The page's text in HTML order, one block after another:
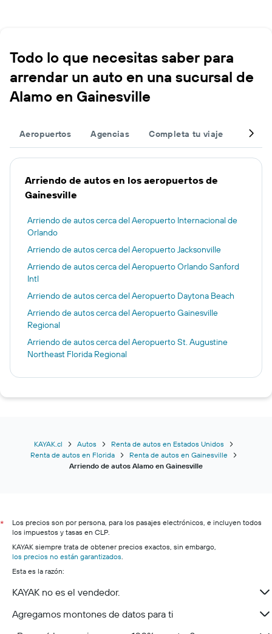
Todo lo que necesitas saber para
arrendar un auto en una sucursal de
Alamo en Gainesville
Aeropuertos Agencias Completa tu viaje Otros
Arriendo de autos en los aeropuertos de
Gainesville
Arriendo de autos cerca del Aeropuerto Internacional de
Orlando
Arriendo de autos cerca del Aeropuerto Jacksonville
Arriendo de autos cerca del Aeropuerto Orlando Sanford
Intl
Arriendo de autos cerca del Aeropuerto Daytona Beach
Arriendo de autos cerca del Aeropuerto Gainesville
Regional
Arriendo de autos cerca del Aeropuerto St. Augustine
Northeast Florida Regional
KAYAK.cl Autos
Renta de autos en Estados Unidos
Renta de autos en Florida
Renta de autos en Gainesville
Arriendo de autos Alamo en Gainesville
*
Los precios son por persona, para los pasajes electrónicos, e incluyen todos
los impuestos y tasas en CLP.
KAYAK siempre trata de obtener precios exactos, sin embargo,
los precios no están garantizados
Esta es la razón:
KAYAK no es el vendedor.
Agregamos montones de datos para ti